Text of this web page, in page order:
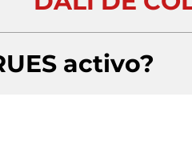
activo?